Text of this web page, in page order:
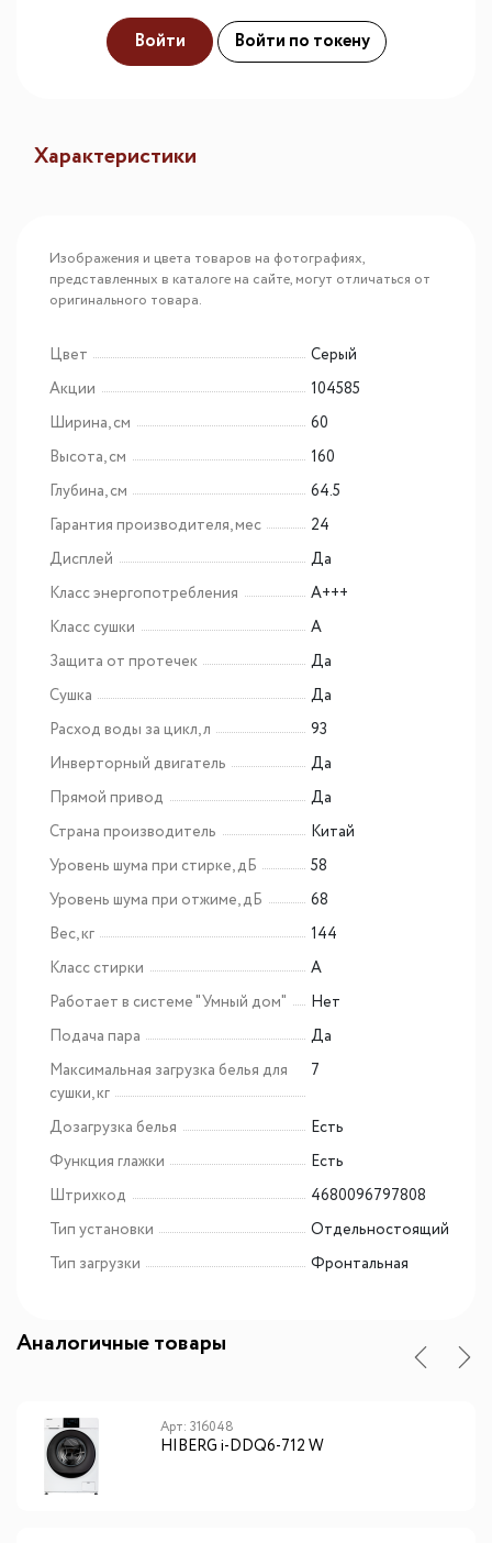
Войти Войти по токену
Характеристики
Изображения и цвета товаров на фотографиях,
представленных в каталоге на сайте, могут отличаться от
оригинального товара.
Цвет
Серый
Акции
104585
Ширина, см
60
Высота, см
160
Глубина, см
64.5
Гарантия производителя, мес
24
Дисплей
Да
Класс энергопотребления
A+++
Класс сушки
A
Защита от протечек
Да
Сушка
Да
Расход воды за цикл, л
93
Инверторный двигатель
Да
Прямой привод
Да
Страна производитель
Китай
Уровень шума при стирке, дБ
58
Уровень шума при отжиме, дБ
68
Вес, кг
144
Класс стирки
A
Работает в системе "Умный дом"
Нет
Подача пара
Да
Максимальная загрузка белья для
сушки, кг
7
Дозагрузка белья
Есть
Функция глажки
Есть
Штрихкод
4680096797808
Тип установки
Отдельностоящий
Тип загрузки
Фронтальная
Аналогичные товары
Арт: 316048
HIBERG i-DDQ6-712 W